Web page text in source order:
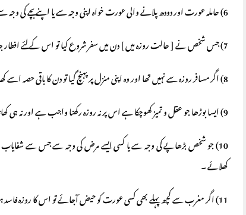
6) حاملہ عورت اور دودھ پلانے والی عورت خواہ اپنی وجہ سے یا اپنے بچے کی وجہ سے افطار کرے تو اس پر صرف روزے کی قضا واجب ہے ۔
7) جس شخص نے [ حالت روزہ میں ] دن میں سفر شروع کیا تو اس کے لئے افطار جائز ہے ۔
8) اگر مسافر روزہ سے نہیں تھا اور وہ اپنی منزل پر پہنچ گیا تو دن کا باقی حصہ اسے کھانے پینے سے رکا رہنا پڑے گا اور بعض علماء کہتے ہیں کہ وہ چھپ کرکھائے پئے گا۔
9) ایسا بوڑھا جو عقل و تمیز کھوچکا ہے اس پر نہ روزہ رکھنا واجب ہے اور نہ ہی کھانا کھلانا ۔
10) جو شخص بڑھاپے کی وجہ سے یا کسی ایسے مرض کی وجہ سے جس سے شفایاب
کھلائے ۔
11) اگر مغرب سے کچھ پہلے بھی کسی عورت کو حیض آجائے تو اس کا روزہ فاسد ہوگیا اور اس پر اس دن کی قضا واجب ہے ۔